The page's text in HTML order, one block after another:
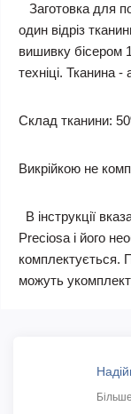
Заготовка для
один відріз
вишивку бісером
техніці. Тканина -
Склад тканини:
Викрійкою не
В інструкції
Preciosa і його
комплектується.
можуть